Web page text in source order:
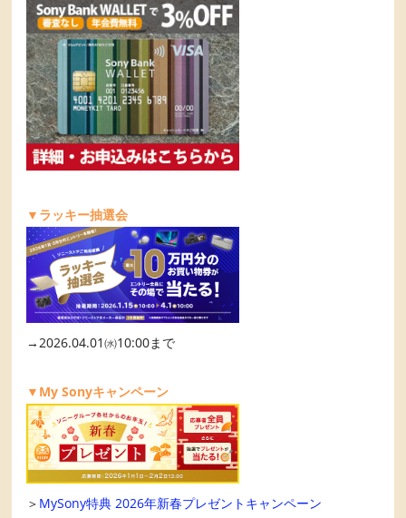
▼ラッキー抽選会
→2026.04.01㈬10:00まで
▼My Sonyキャンペーン
＞ MySony特典 2026年新春プレゼントキャンペーン